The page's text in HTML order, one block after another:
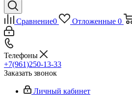
Сравнение0 Отложенные 0
Телефоны
+7(961)250-13-33
Заказать звонок
Личный кабинет